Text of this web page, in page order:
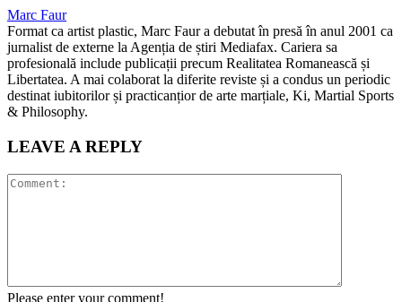
Marc Faur
Format ca artist plastic, Marc Faur a debutat în presă în anul 2001 ca
jurnalist de externe la Agenția de știri Mediafax. Cariera sa
profesională include publicații precum Realitatea Romanească și
Libertatea. A mai colaborat la diferite reviste și a condus un periodic
destinat iubitorilor și practicanțior de arte marțiale, Ki, Martial Sports
& Philosophy.
LEAVE A REPLY
Please enter your comment!